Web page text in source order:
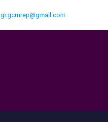
gr.gcmrep@gmail.com